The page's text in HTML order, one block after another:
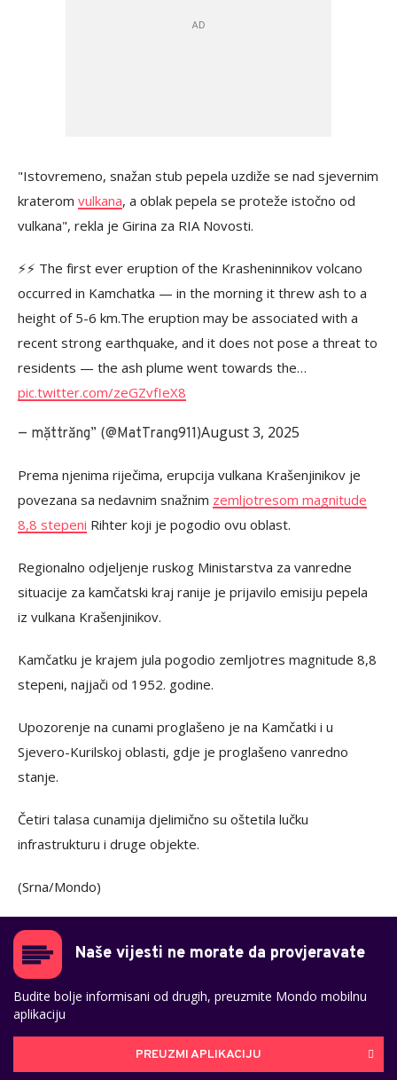
"Istovremeno, snažan stub pepela uzdiže se nad sjevernim
kraterom vulkana, a oblak pepela se proteže istočno od
vulkana", rekla je Girina za RIA Novosti.
⚡️⚡️ The first ever eruption of the Krasheninnikov volcano
occurred in Kamchatka — in the morning it threw ash to a
height of 5-6 km.The eruption may be associated with a
recent strong earthquake, and it does not pose a threat to
residents — the ash plume went towards the…
pic.twitter.com/zeGZvfIeX8
— mặttrăng” (@MatTrang911)August 3, 2025
Prema njenima riječima, erupcija vulkana Krašenjinikov je
povezana sa nedavnim snažnim zemljotresom magnitude
8,8 stepeni Rihter koji je pogodio ovu oblast.
Regionalno odjeljenje ruskog Ministarstva za vanredne
situacije za kamčatski kraj ranije je prijavilo emisiju pepela
iz vulkana Krašenjinikov.
Kamčatku je krajem jula pogodio zemljotres magnitude 8,8
stepeni, najjači od 1952. godine.
Upozorenje na cunami proglašeno je na Kamčatki i u
Sjevero-Kurilskoj oblasti, gdje je proglašeno vanredno
stanje.
Četiri talasa cunamija djelimično su oštetila lučku
infrastrukturu i druge objekte.
(Srna/Mondo)
Naše vijesti ne morate da provjeravate
Budite bolje informisani od drugih, preuzmite Mondo mobilnu
aplikaciju
PREUZMI APLIKACIJU